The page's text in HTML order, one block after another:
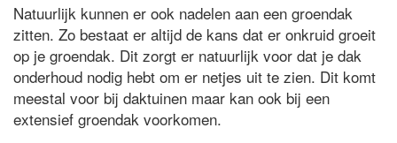
Natuurlijk kunnen er ook nadelen aan een groendak
zitten. Zo bestaat er altijd de kans dat er onkruid groeit
op je groendak. Dit zorgt er natuurlijk voor dat je dak
onderhoud nodig hebt om er netjes uit te zien. Dit komt
meestal voor bij daktuinen maar kan ook bij een
extensief groendak voorkomen.